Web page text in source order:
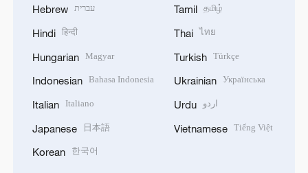
Hebrew עברית
Hindi हिन्दी
Hungarian Magyar
Indonesian Bahasa Indonesia
Italian Italiano
Japanese 日本語
Korean 한국어
Tamil தமிழ்
Thai ไทย
Turkish Türkçe
Ukrainian Українська
Urdu اردو
Vietnamese Tiếng Việt